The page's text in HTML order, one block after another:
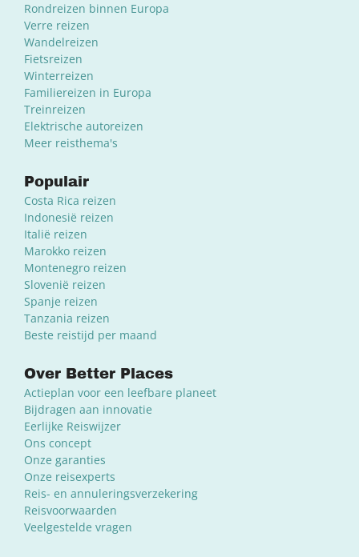
Rondreizen binnen Europa
Verre reizen
Wandelreizen
Fietsreizen
Winterreizen
Familiereizen in Europa
Treinreizen
Elektrische autoreizen
Meer reisthema's
Populair
Costa Rica reizen
Indonesië reizen
Italië reizen
Marokko reizen
Montenegro reizen
Slovenië reizen
Spanje reizen
Tanzania reizen
Beste reistijd per maand
Over Better Places
Actieplan voor een leefbare planeet
Bijdragen aan innovatie
Eerlijke Reiswijzer
Ons concept
Onze garanties
Onze reisexperts
Reis- en annuleringsverzekering
Reisvoorwaarden
Veelgestelde vragen